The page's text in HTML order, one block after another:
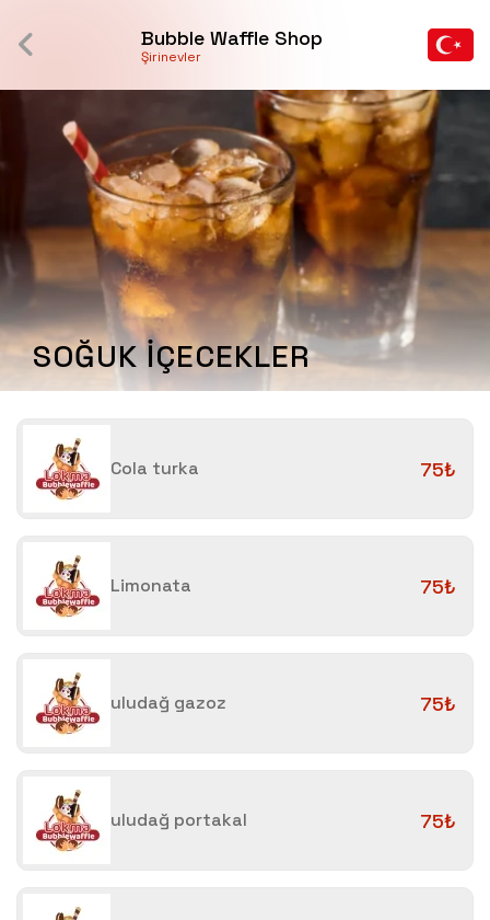
Bubble Waffle Shop
Şirinevler
SOĞUK İÇECEKLER
Cola turka 75₺
Limonata 75₺
uludağ gazoz 75₺
uludağ portakal 75₺